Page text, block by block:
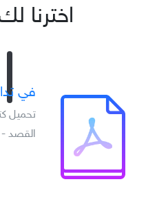
اخترنا
في
تحميل
القصد